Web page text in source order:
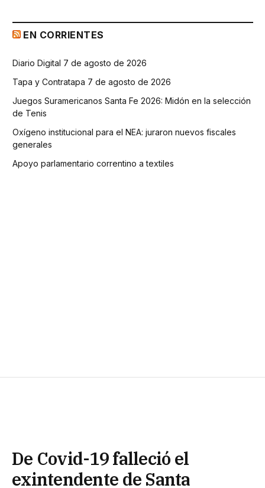
EN CORRIENTES
Diario Digital 7 de agosto de 2026
Tapa y Contratapa 7 de agosto de 2026
Juegos Suramericanos Santa Fe 2026: Midón en la selección
de Tenis
Oxígeno institucional para el NEA: juraron nuevos fiscales
generales
Apoyo parlamentario correntino a textiles
De Covid-19 falleció el
exintendente de Santa